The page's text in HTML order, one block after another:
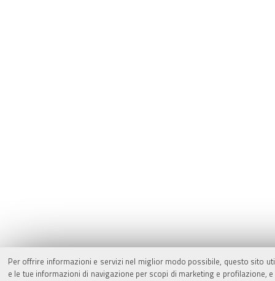
Per offrire informazioni e servizi nel miglior modo possibile, questo sito
e le tue informazioni di navigazione per scopi di marketing e